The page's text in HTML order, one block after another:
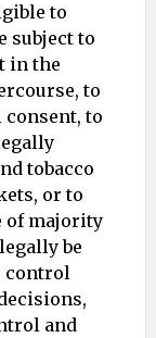
to
subject to
in the
to
to
tobacco
or to
of majority
be
control
and